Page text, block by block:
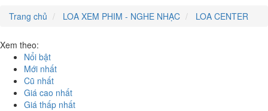
Trang chủ
LOA XEM PHIM - NGHE NHẠC LOA CENTER
Xem theo:
Nổi bật
Mới nhất
Cũ nhất
Giá cao nhất
Giá thấp nhất